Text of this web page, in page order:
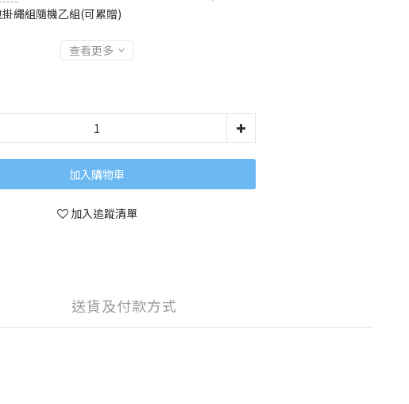
繩組隨機乙組(可累贈)
查看更多
加入購物車
加入追蹤清單
送貨及付款方式